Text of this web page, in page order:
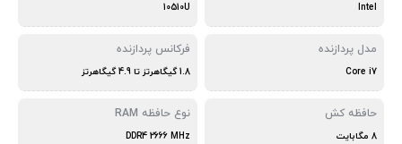
Intel
10510U
مدل پردازنده
Core i7
فرکانس پردازنده
1.8 گیگاهرتز تا 4.9 گیگاهرتز
حافظه کش
8 مگابایت
نوع حافظه RAM
DDR4 2666 MHz